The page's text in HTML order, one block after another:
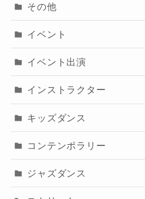
その他
イベント
イベント出演
インストラクター
キッズダンス
コンテンポラリー
ジャズダンス